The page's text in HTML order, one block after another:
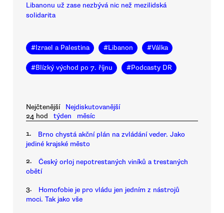
Libanonu už zase nezbývá nic než mezilidská
solidarita
#Izrael a Palestina #Libanon #Válka
#Blízký východ po 7. říjnu #Podcasty DR
Nejčtenější
Nejdiskutovanější
24 hod
týden měsíc
1.
Brno chystá akční plán na zvládání veder. Jako
jediné krajské město
2.
Český orloj nepotrestaných viníků a trestaných
obětí
3.
Homofobie je pro vládu jen jedním z nástrojů
moci. Tak jako vše